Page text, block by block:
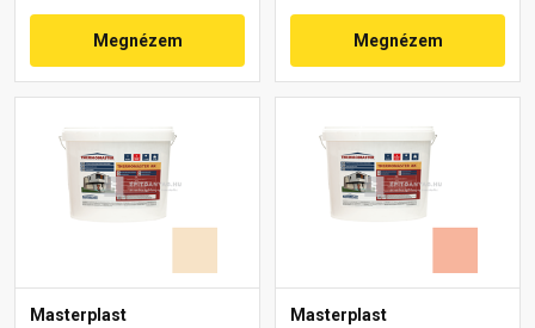
Megnézem Megnézem
Masterplast
Masterplast